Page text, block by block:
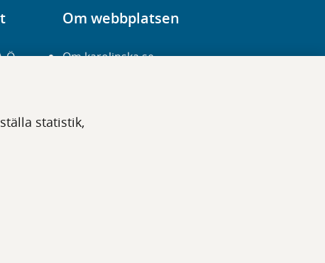
statistik,
Ö
Om webbplatsen
Om karolinska.se
Tillgänglighet